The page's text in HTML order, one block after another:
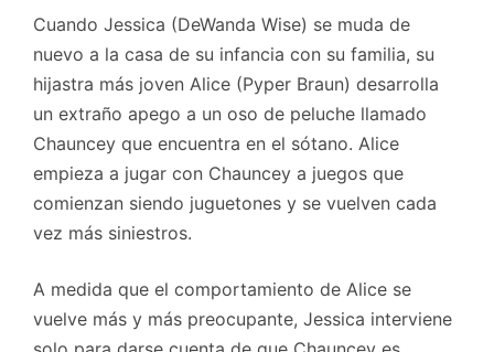
Cuando Jessica (DeWanda Wise) se muda de
nuevo a la casa de su infancia con su familia, su
hijastra más joven Alice (Pyper Braun) desarrolla
un extraño apego a un oso de peluche llamado
Chauncey que encuentra en el sótano. Alice
empieza a jugar con Chauncey a juegos que
comienzan siendo juguetones y se vuelven cada
vez más siniestros.
A medida que el comportamiento de Alice se
vuelve más y más preocupante, Jessica interviene